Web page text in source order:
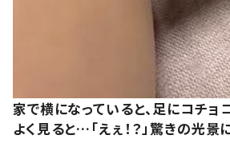
家で横になっていると、足にコチョ
よく見ると…「えぇ！？」驚きの光景